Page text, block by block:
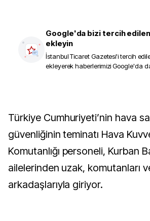
Google'da bizi tercih
ekleyin
İstanbul Ticaret Gazetesi'i tercih
ekleyerek haberlerimizi Google'da
Türkiye Cumhuriyeti’nin hava sahası
güvenliğinin teminatı Hava
Komutanlığı personeli, Kurban
ailelerinden uzak, komutanları
arkadaşlarıyla giriyor.